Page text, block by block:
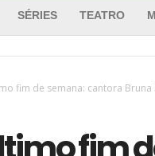
SÉRIES TEATRO
fim de semana: cantora